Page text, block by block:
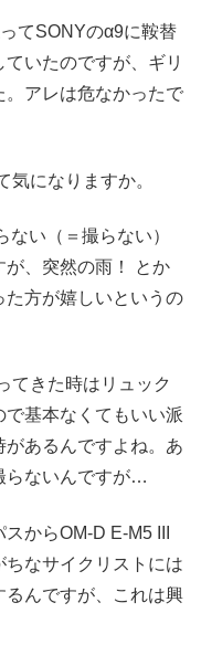
てSONYのα9に鞍替
いたのですが、ギリ
アレは危なかったで
気になりますか。
い（＝撮らない）
、突然の雨！ とか
方が嬉しいというの
てきた時はリュック
基本なくてもいい派
あるんですよね。あ
らないんですが…
からOM-D E-M5 III
なサイクリストには
んですが、これは興